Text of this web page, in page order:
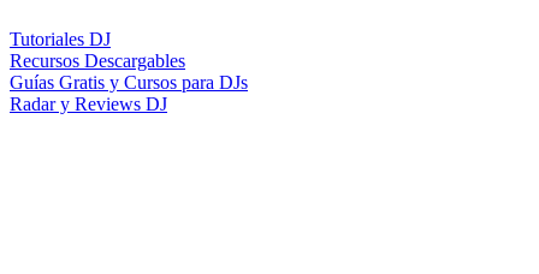
Tutoriales DJ
Recursos Descargables
Guías Gratis y Cursos para DJs
Radar y Reviews DJ